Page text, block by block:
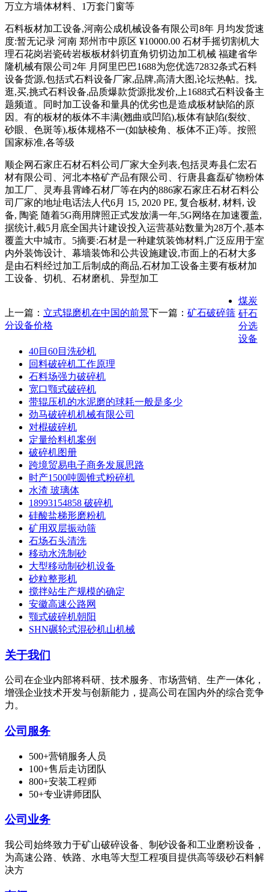
万立方墙体材料、1万套门窗等
石料板材加工设备,河南公成机械设备有限公司8年 月均发货速
度:暂无记录 河南 郑州市中原区 ¥10000.00 石材手摇切割机大
理石花岗岩瓷砖岩板板材斜切直角切切边加工机械 福建省华
隆机械有限公司2年 月阿里巴巴1688为您优选72832条式石料
设备货源,包括式石料设备厂家,品牌,高清大图,论坛热帖。找,
逛,买,挑式石料设备,品质爆款货源批发价,上1688式石料设备主
题频道。同时加工设备和量具的优劣也是造成板材缺陷的原
因。有的板材的板体不丰满(翘曲或凹陷),板体有缺陷(裂纹、
砂眼、色斑等),板体规格不一(如缺棱角、板体不正)等。按照
国家标准,各等级
顺企网石家庄石材石料公司厂家大全列表,包括灵寿县仁宏石
材有限公司、河北本格矿产品有限公司、行唐县鑫磊矿物粉体
加工厂、灵寿县霄峰石材厂等在内的886家石家庄石材石料公
司厂家的地址电话法人代6月 15, 2020 PE, 复合板材, 材料, 设
备, 陶瓷 随着5G商用牌照正式发放满一年,5G网络在加速覆盖,
据统计,截5月底全国共计建设投入运营基站数量为28万个,基本
覆盖大中城市。5摘要:石材是一种建筑装饰材料,广泛应用于室
内外装饰设计、幕墙装饰和公共设施建设,市面上的石材大多
是由石料经过加工后制成的商品,石材加工设备主要有板材加
工设备、切机、石材磨机、异型加工
上一篇： 立式辊磨机在中国的前景下一篇： 矿石破碎筛
分设备价格
煤炭
矸石
分选
设备
40目60目洗砂机
回料破碎机工作原理
石料场强力破碎机
宽口颚式破碎机
带辊压机的水泥磨的球耗一般是多少
劲马破碎机机械有限公司
对棍破碎机
定量给料机案例
破碎机图册
跨境贸易电子商务发展思路
时产1500吨圆锥式粉碎机
水渣 玻璃体
18993154858 破碎机
硅酸盐梯形磨粉机
矿用双层振动筛
石场石头清洗
移动水洗制砂
大型移动制砂机设备
砂粒整形机
搅拌站生产规模的确定
安徽高速公路网
颚式破碎机朝阳
SHN碾轮式混砂机山机械
关于我们
公司在企业内部将科研、技术服务、市场营销、生产一体化，
增强企业技术开发与创新能力，提高公司在国内外的综合竞争
力。
公司服务
500+营销服务人员
100+售后走访团队
800+安装工程师
50+专业讲师团队
公司业务
我公司始终致力于矿山破碎设备、制砂设备和工业磨粉设备，
为高速公路、铁路、水电等大型工程项目提供高等级砂石料解
决方